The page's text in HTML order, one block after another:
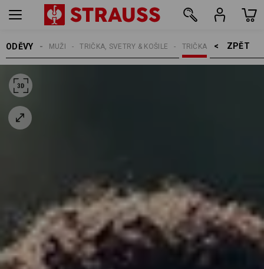
ODĚVY ZPĚT    >
TRIČKA
TRIČKA, SVETRY & KOŠILE
MUŽI